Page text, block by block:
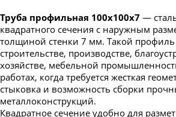
Труба профильная 100х100х7 —
квадратного сечения с наружным
толщиной стенки 7 мм. Такой
строительстве, производстве,
хозяйстве, мебельной
работах, когда требуется жесткая
стыковка и возможность сборки
металлоконструкций.
Квадратное сечение удобно для